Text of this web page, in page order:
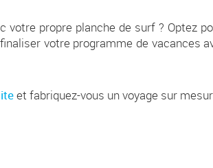
votre propre planche de surf ? Optez
votre programme de vacances
et fabriquez-vous un voyage sur